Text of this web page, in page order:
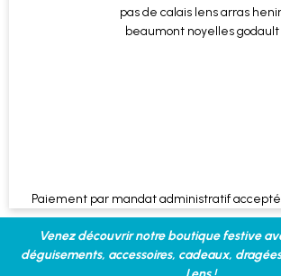
Paiement par mandat administratif
Venez découvrir notre boutique festive
déguisements, accessoires, cadeaux,